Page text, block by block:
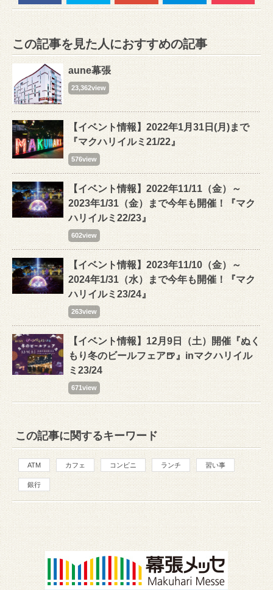
この記事を見た人におすすめの記事
aune幕張
23,362view
【イベント情報】2022年1月31日(月)まで
『マクハリイルミ21/22』
576view
【イベント情報】2022年11/11（金）～
2023年1/31（金）まで今年も開催！『マク
ハリイルミ22/23』
602view
【イベント情報】2023年11/10（金）～
2024年1/31（水）まで今年も開催！『マク
ハリイルミ23/24』
263view
【イベント情報】12月9日（土）開催『ぬく
もり冬のビールフェア🍺』inマクハリイル
ミ23/24
671view
この記事に関するキーワード
ATM カフェ コンビニ ランチ 習い事
銀行